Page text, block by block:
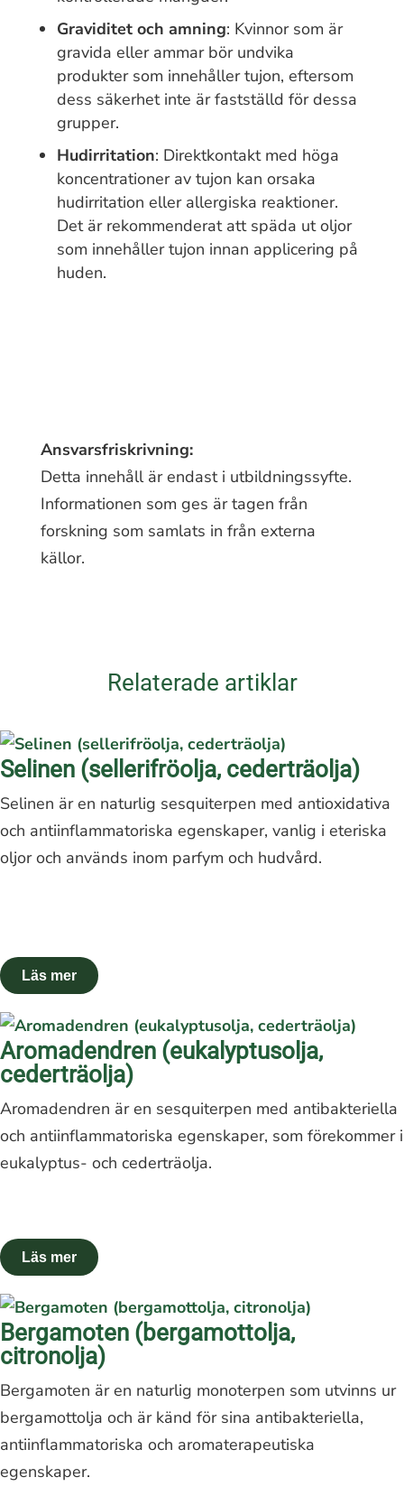
Graviditet och amning: Kvinnor som är
gravida eller ammar bör undvika
produkter som innehåller tujon, eftersom
dess säkerhet inte är fastställd för dessa
grupper.
Hudirritation: Direktkontakt med höga
koncentrationer av tujon kan orsaka
hudirritation eller allergiska reaktioner.
Det är rekommenderat att späda ut oljor
som innehåller tujon innan applicering på
huden.
Ansvarsfriskrivning:
Detta innehåll är endast i utbildningssyfte.
Informationen som ges är tagen från
forskning som samlats in från externa
källor.
Relaterade artiklar
Selinen (sellerifröolja, cederträolja)
Selinen är en naturlig sesquiterpen med antioxidativa
och antiinflammatoriska egenskaper, vanlig i eteriska
oljor och används inom parfym och hudvård.
Aromadendren (eukalyptusolja,
cederträolja)
Aromadendren är en sesquiterpen med antibakteriella
och antiinflammatoriska egenskaper, som förekommer i
eukalyptus- och cederträolja.
Bergamoten (bergamottolja,
citronolja)
Bergamoten är en naturlig monoterpen som utvinns ur
bergamottolja och är känd för sina antibakteriella,
antiinflammatoriska och aromaterapeutiska
egenskaper.